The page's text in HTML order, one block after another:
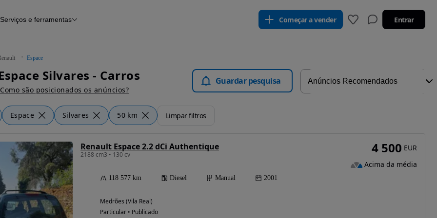
Histórico do veículo
Serviços e ferramentas Começar a vender Entrar
Espace
Silvares - Carros
Como são posicionados os anúncios?
Guardar pesquisa
Espace Silvares 50 km Limpar filtros
Renault Espace 2.2 dCi Authentique
2188 cm3 • 130 cv
118 577 km Diesel Manual 2001
Medrões (Vila Real)
Particular • Publicado
4 500 EUR
Acima da média